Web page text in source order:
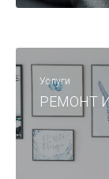
Услуги
РЕМОНТ